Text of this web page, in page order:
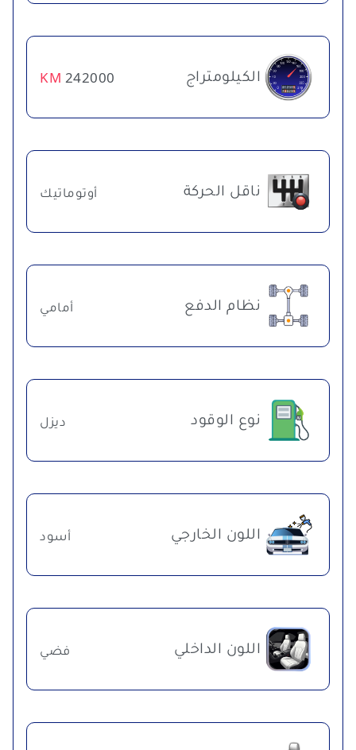
الكيلومتراج 242000
KM
ناقل الحركة أوتوماتيك
نظام الدفع أمامي
نوع الوقود ديزل
اللون الخارجي أسود
اللون الداخلي فضي